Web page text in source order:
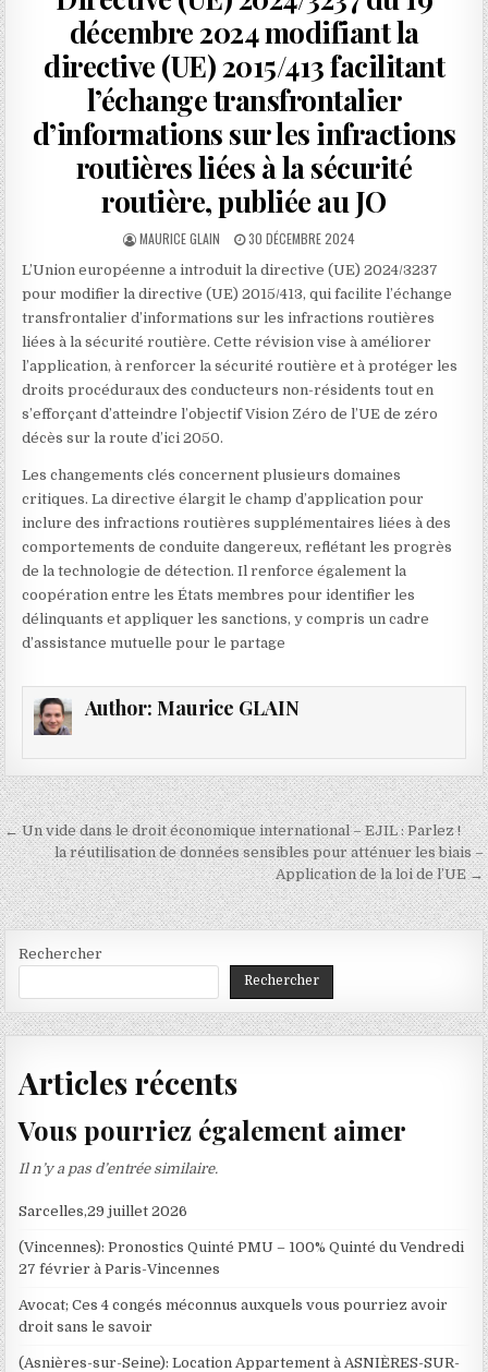
décembre 2024 modifiant la
directive (UE) 2015/413 facilitant
l’échange transfrontalier
d’informations sur les infractions
routières liées à la sécurité
routière, publiée au JO
AUTHOR:
MAURICE GLAIN
PUBLISHED
30 DÉCEMBRE 2024
L’Union européenne a introduit la directive (UE) 2024/3237
pour modifier la directive (UE) 2015/413, qui facilite l’échange
transfrontalier d’informations sur les infractions routières
liées à la sécurité routière. Cette révision vise à améliorer
l’application, à renforcer la sécurité routière et à protéger les
droits procéduraux des conducteurs non-résidents tout en
s’efforçant d’atteindre l’objectif Vision Zéro de l’UE de zéro
décès sur la route d’ici 2050.
Les changements clés concernent plusieurs domaines
critiques. La directive élargit le champ d’application pour
inclure des infractions routières supplémentaires liées à des
comportements de conduite dangereux, reflétant les progrès
de la technologie de détection. Il renforce également la
coopération entre les États membres pour identifier les
délinquants et appliquer les sanctions, y compris un cadre
d’assistance mutuelle pour le partage
Author: Maurice GLAIN
Navigation
de
l’article
← Un vide dans le droit économique international – EJIL : Parlez !
la réutilisation de données sensibles pour atténuer les biais –
Application de la loi de l’UE →
Rechercher
Rechercher
Articles récents
Vous pourriez également aimer
Il n’y a pas d’entrée similaire.
Sarcelles,29 juillet 2026
(Vincennes): Pronostics Quinté PMU – 100% Quinté du Vendredi
27 février à Paris-Vincennes
Avocat; Ces 4 congés méconnus auxquels vous pourriez avoir
droit sans le savoir
(Asnières-sur-Seine): Location Appartement à ASNIÈRES-SUR-